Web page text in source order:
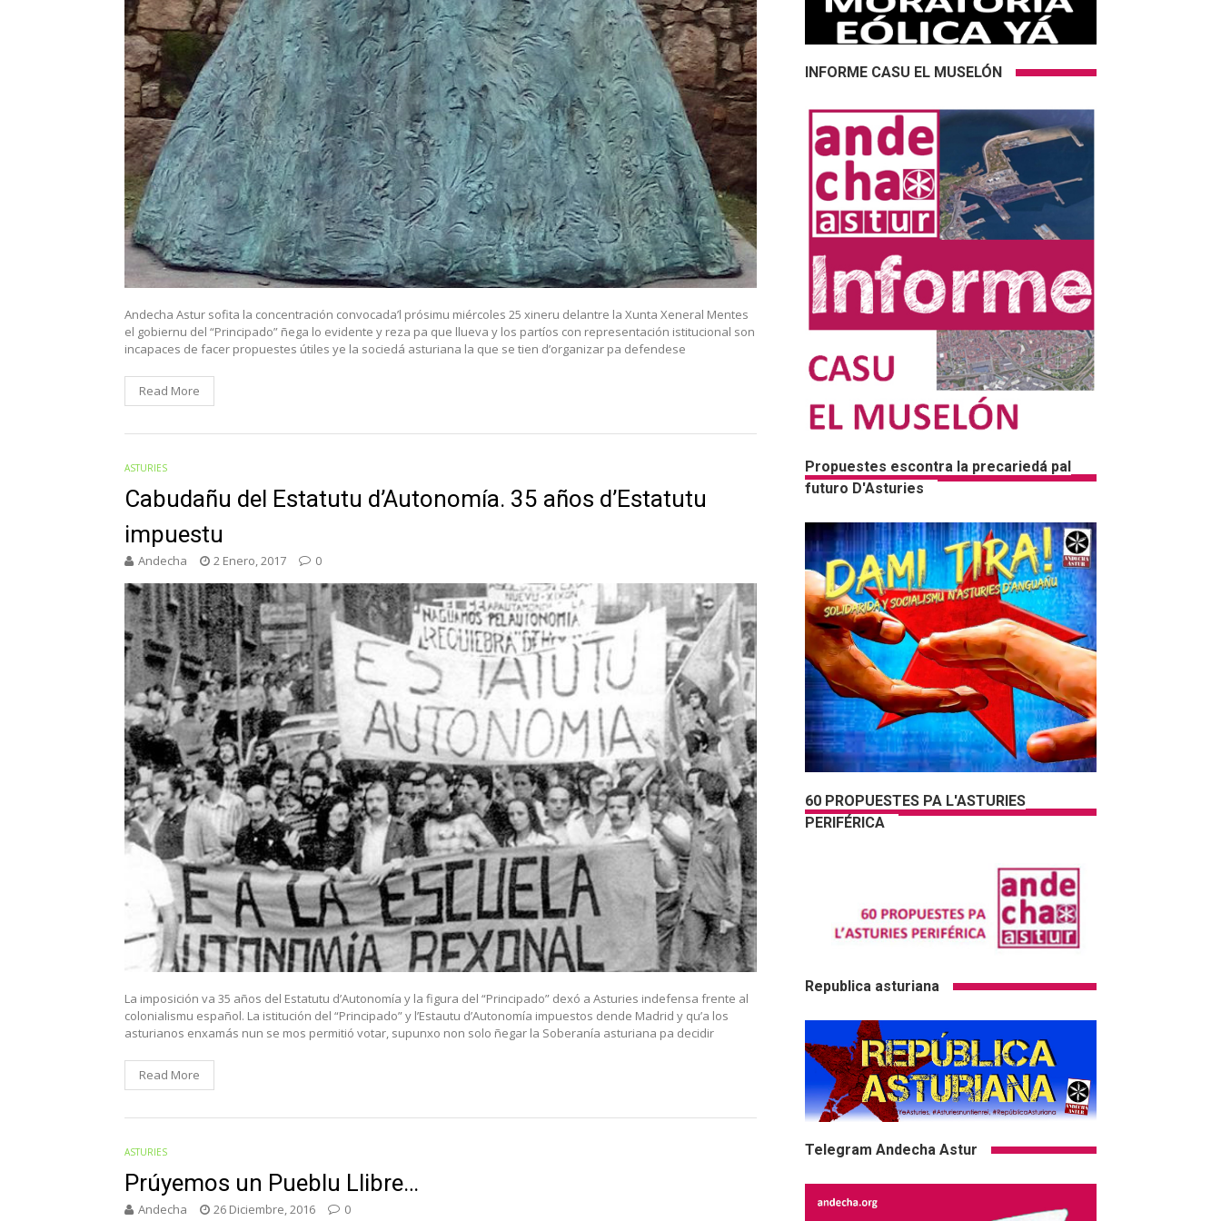
Andecha Astur sofita la concentración convocada’l prósimu miércoles 25 xineru delantre la Xunta Xeneral Mentes
el gobiernu del “Principado” ñega lo evidente y reza pa que llueva y los partíos con representación istitucional son
incapaces de facer propuestes útiles ye la sociedá asturiana la que se tien d’organizar pa defendese
Read More
ASTURIES
Cabudañu del Estatutu d’Autonomía. 35 años d’Estatutu
impuestu
Andecha 2 Enero, 2017 0
La imposición va 35 años del Estatutu d’Autonomía y la figura del “Principado” dexó a Asturies indefensa frente al
colonialismu español. La istitución del “Principado” y l’Estautu d’Autonomía impuestos dende Madrid y qu’a los
asturianos enxamás nun se mos permitió votar, supunxo non solo ñegar la Soberanía asturiana pa decidir
Read More
ASTURIES
Prúyemos un Pueblu Llibre…
Andecha 26 Diciembre, 2016 0
INFORME CASU EL MUSELÓN
Propuestes escontra la precariedá pal
futuro D'Asturies
60 PROPUESTES PA L'ASTURIES
PERIFÉRICA
Republica asturiana
Telegram Andecha Astur